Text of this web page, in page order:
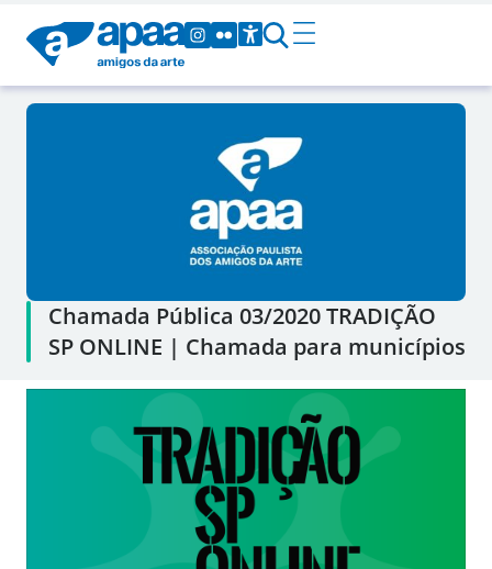
Chamada Pública 03/2020 TRADIÇÃO
SP ONLINE | Chamada para municípios